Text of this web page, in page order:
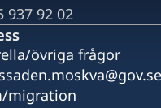
937 92 02
övriga frågor
migration